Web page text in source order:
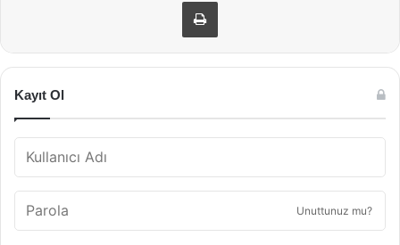
Kayıt Ol
Unuttunuz mu?